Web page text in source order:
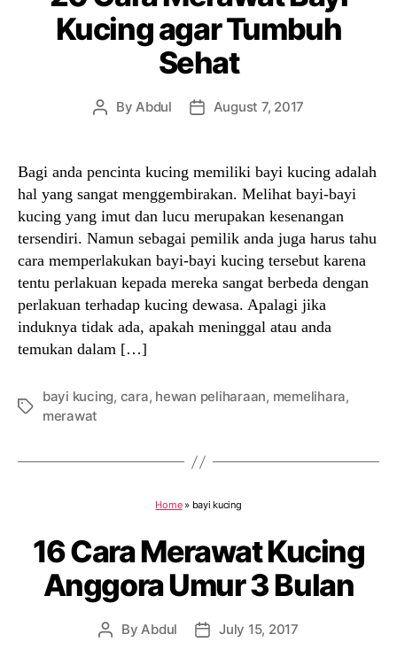
Kucing agar Tumbuh
Sehat
PostByAbdul
PostAugust 7, 2017
Bagi anda pencinta kucing memiliki bayi kucing adalah
hal yang sangat menggembirakan. Melihat bayi-bayi
kucing yang imut dan lucu merupakan kesenangan
tersendiri. Namun sebagai pemilik anda juga harus tahu
cara memperlakukan bayi-bayi kucing tersebut karena
tentu perlakuan kepada mereka sangat berbeda dengan
perlakuan terhadap kucing dewasa. Apalagi jika
induknya tidak ada, apakah meninggal atau anda
temukan dalam […]
Tags
bayi kucing, cara, hewan peliharaan, memelihara,
merawat
Home» bayi kucing
16 Cara Merawat Kucing
Anggora Umur 3 Bulan
PostByAbdul
PostJuly 15, 2017